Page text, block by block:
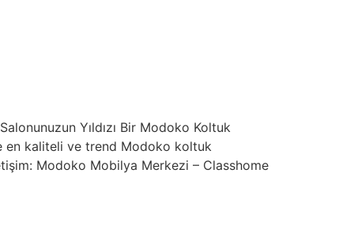
Yıldızı Bir Modoko Koltuk
en kaliteli ve trend Modoko koltuk
Modoko Mobilya Merkezi – Classhome